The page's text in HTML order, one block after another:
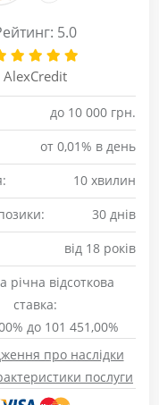
5.0
AlexCredit
до 10 000 грн.
от 0,01% в день
10 хвилин
30 днів
від 18 років
річна відсоткова
ставка:
до 101 451,00%
про наслідки
послуги